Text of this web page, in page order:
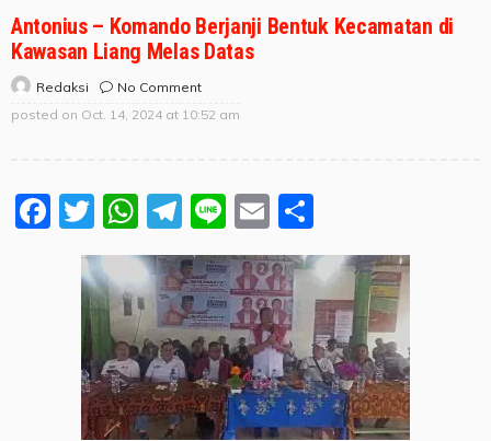
Antonius – Komando Berjanji Bentuk Kecamatan di
Kawasan Liang Melas Datas
Redaksi
No Comment
posted on Oct. 14, 2024 at 10:52 am
Facebook
Twitter
WhatsApp
Telegram
LineEmail